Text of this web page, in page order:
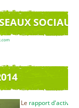
SOCIAUX
Le rapport d'activité